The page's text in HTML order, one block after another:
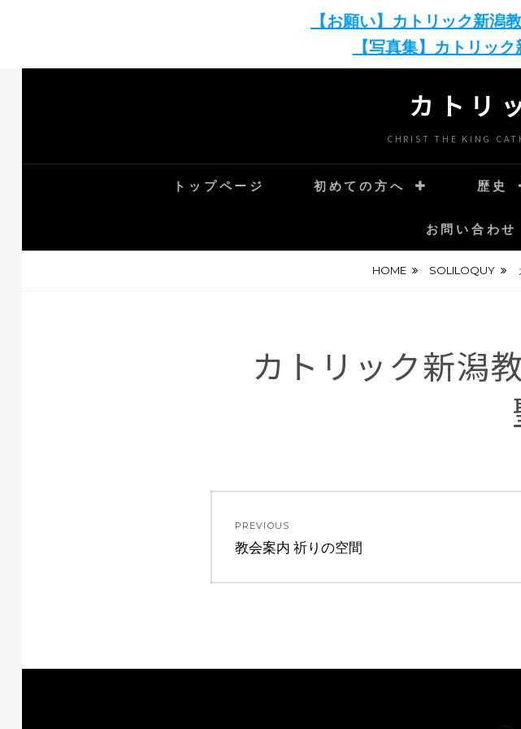
【お願い】カトリック新潟
【写真集】カトリッ
カトリ
CHRIST THE KING
トップページ 初めての方へ 歴史
お問い合わせ
HOME SOLILOQUY
カトリック新潟
稿
ナ
ゲ
PREVIOUS
Previous
教会案内 祈りの空間